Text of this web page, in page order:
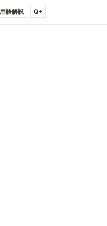
用語解説 Q+